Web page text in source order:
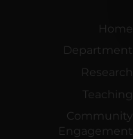
Home
Department
Research
Teaching
Community
Engagement